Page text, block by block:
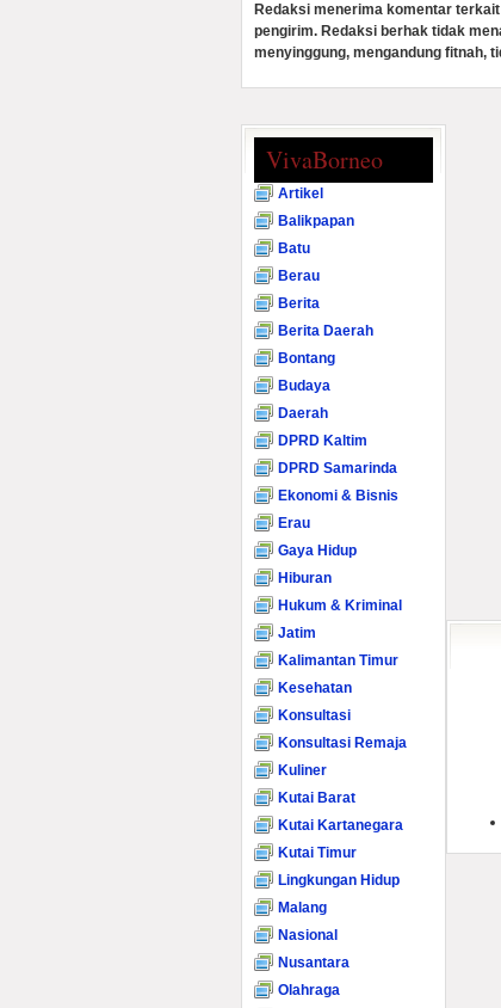
Redaksi menerima komentar
pengirim. Redaksi berhak tidak
menyinggung, mengandung fitnah,
VivaBorneo
Artikel
Balikpapan
Batu
Berau
Berita
Berita Daerah
Bontang
Budaya
Daerah
DPRD Kaltim
DPRD Samarinda
Ekonomi & Bisnis
Erau
Gaya Hidup
Hiburan
Hukum & Kriminal
Jatim
Kalimantan Timur
Kesehatan
Konsultasi
Konsultasi Remaja
Kuliner
Kutai Barat
Kutai Kartanegara
Kutai Timur
Lingkungan Hidup
Malang
Nasional
Nusantara
Olahraga